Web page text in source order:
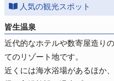
人気の観光スポット
皆生温泉
近代的なホテルや数寄屋造り
てのリゾート地です。
近くには海水浴場があるほか